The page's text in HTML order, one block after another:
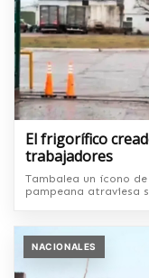
El frigorífico
trabajadores
Tambalea un ícono
pampeana atraviesa
NACIONALES